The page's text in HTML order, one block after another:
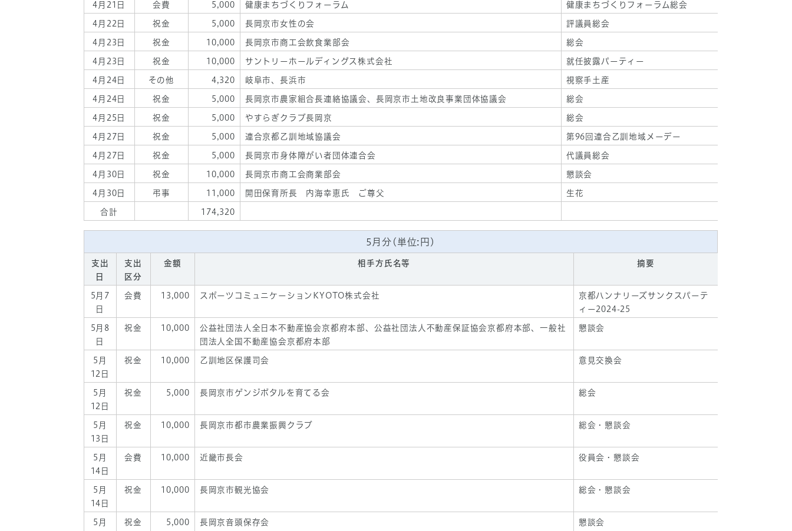
4月21日 会費 5,000 健康まちづくりフォーラム 健康まちづくりフォーラム総会
4月22日 祝金 5,000 長岡京市女性の会 評議員総会
4月23日 祝金 10,000 長岡京市商工会飲食業部会 総会
4月23日 祝金 10,000 サントリーホールディングス株式会社 就任披露パーティー
4月24日 その他 4,320 岐阜市、長浜市 視察手土産
4月24日 祝金 5,000 長岡京市農家組合長連絡協議会、長岡京市土地改良事業団体協議会 総会
4月25日 祝金 5,000 やすらぎクラブ長岡京 総会
4月27日 祝金 5,000 連合京都乙訓地域協議会 第96回連合乙訓地域メーデー
4月27日 祝金 5,000 長岡京市身体障がい者団体連合会 代議員総会
4月30日 祝金 10,000 長岡京市商工会商業部会 懇談会
4月30日 弔事 11,000 開田保育所長 内海幸恵氏 ご尊父 生花
合計 174,320
5月分(単位:円)
支出
日
支出
区分
金額 相手方氏名等 摘要
5月7
日
会費 13,000 スポーツコミュニケーションKYOTO株式会社
京都ハンナリーズサンクスパーテ
ィー2024-25
5月8
日
祝金 10,000
公益社団法人全日本不動産協会京都府本部、公益社団法人不動産保証協会京都府本部、一般社
団法人全国不動産協会京都府本部
懇談会
5月
12日
祝金 10,000 乙訓地区保護司会 意見交換会
5月
12日
祝金 5,000 長岡京市ゲンジボタルを育てる会 総会
5月
13日
祝金 10,000 長岡京市都市農業振興クラブ 総会・懇談会
5月
14日
会費 10,000 近畿市長会 役員会・懇談会
5月
14日
祝金 10,000 長岡京市観光協会 総会・懇談会
5月
祝金 5,000 長岡京音頭保存会 懇談会